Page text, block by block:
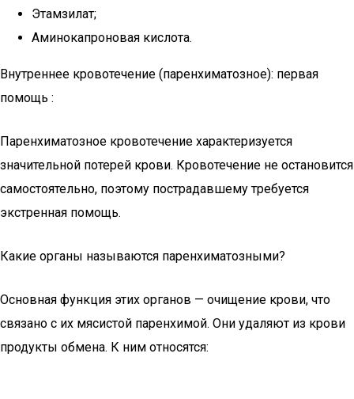
Этамзилат;
Аминокапроновая кислота.
Внутреннее кровотечение (паренхиматозное): первая
помощь :
Паренхиматозное кровотечение характеризуется
значительной потерей крови. Кровотечение не остановится
самостоятельно, поэтому пострадавшему требуется
экстренная помощь.
Какие органы называются паренхиматозными?
Основная функция этих органов — очищение крови, что
связано с их мясистой паренхимой. Они удаляют из крови
продукты обмена. К ним относятся: